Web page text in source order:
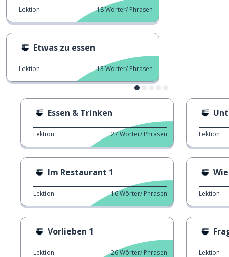
Lektion 18Wörter/ Phrasen
Etwas zu essen
Lektion 13Wörter/ Phrasen
Essen & Trinken
Lektion 27Wörter/ Phrasen
Im Restaurant 1
Lektion 16Wörter/ Phrasen
Vorlieben 1
Lektion 26Wörter/ Phrasen
Lektion
Lektion
Lektion